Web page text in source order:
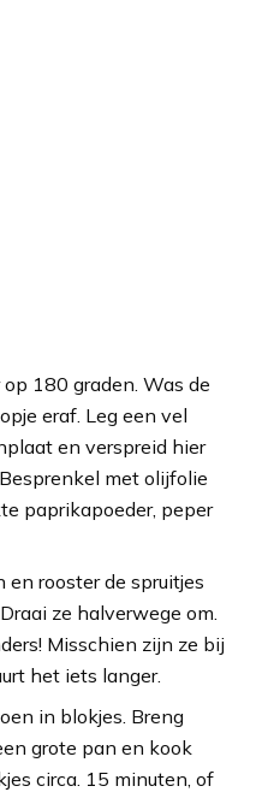
180 graden. Was de
eraf. Leg een vel
en verspreid hier
met olijfolie
paprikapoeder, peper
en rooster de spruitjes
ze halverwege om.
Misschien zijn ze bij
het iets langer.
in blokjes. Breng
grote pan en kook
circa. 15 minuten, of